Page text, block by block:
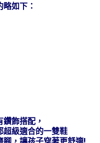
如下：
飾搭配，
超級適合的一雙鞋